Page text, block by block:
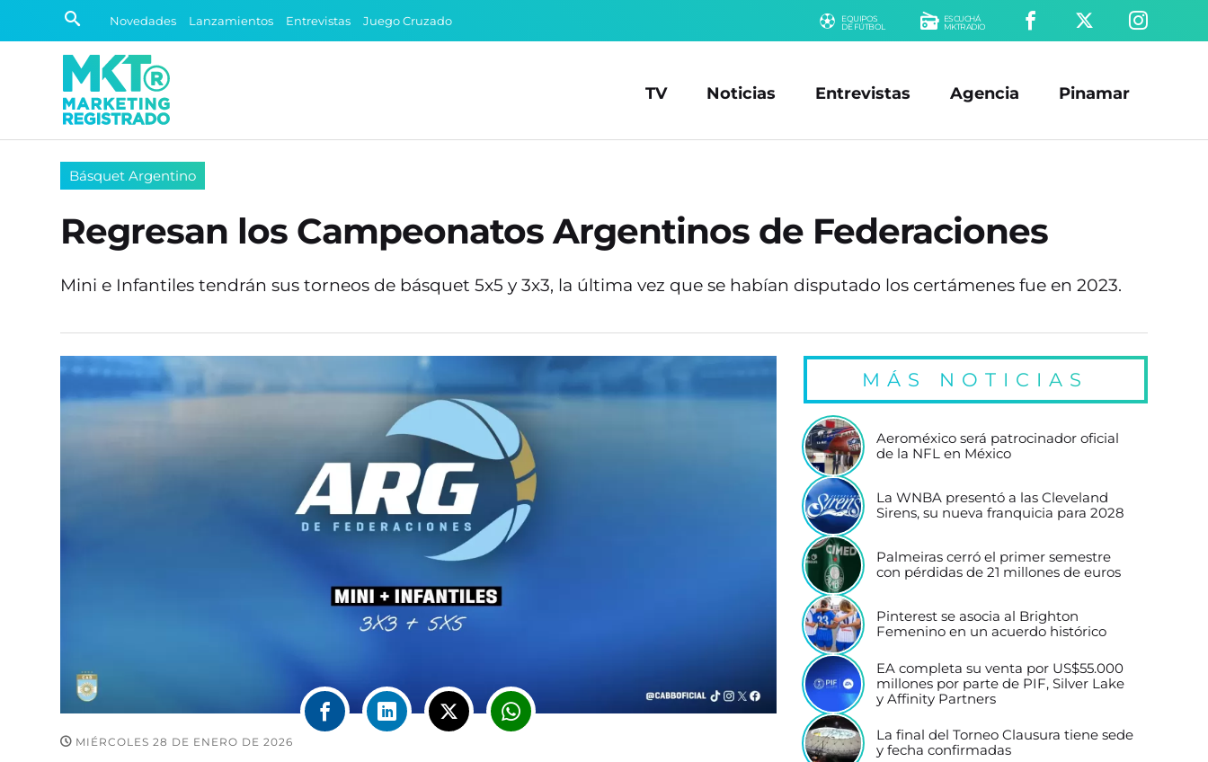
Novedades Lanzamientos Entrevistas Juego Cruzado
EQUIPOS
DE FÚTBOL
ESCUCHÁ
MKTRADIO
TV Noticias Entrevistas Agencia Pinamar
Básquet Argentino
Regresan los Campeonatos Argentinos de Federaciones
Mini e Infantiles tendrán sus torneos de básquet 5x5 y 3x3, la última vez que se habían disputado los certámenes fue en 2023.
MIÉRCOLES 28 DE ENERO DE 2026
MÁS NOTICIAS
Aeroméxico será patrocinador oficial
de la NFL en México
La WNBA presentó a las Cleveland
Sirens, su nueva franquicia para 2028
Palmeiras cerró el primer semestre
con pérdidas de 21 millones de euros
Pinterest se asocia al Brighton
Femenino en un acuerdo histórico
EA completa su venta por US$55.000
millones por parte de PIF, Silver Lake
y Affinity Partners
La final del Torneo Clausura tiene sede
y fecha confirmadas